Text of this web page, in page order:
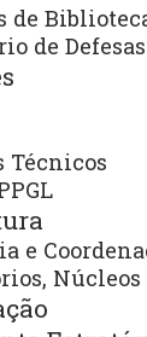
de
de
Técnicos
e
em
2024-PPGL -
PROGRAMA
DE MESTRADO,
EM
EM